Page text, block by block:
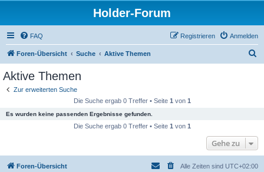
Holder-Forum
FAQ Anmelden
Registrieren
Foren-Übersicht Suche Aktive Themen
Aktive Themen
Zur erweiterten Suche
Die Suche ergab 0 Treffer • Seite 1 von 1
Es wurden keine passenden Ergebnisse gefunden.
Die Suche ergab 0 Treffer • Seite 1 von 1
Gehe zu
Foren-Übersicht Alle Zeiten sind UTC+02:00